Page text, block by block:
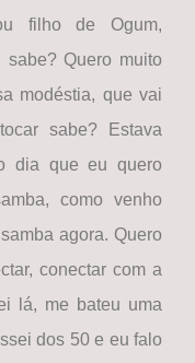
filho de Ogum,
Quero muito
modéstia, que vai
sabe? Estava
dia que eu quero
como venho
agora. Quero
conectar com a
lá, me bateu uma
dos 50 e eu falo